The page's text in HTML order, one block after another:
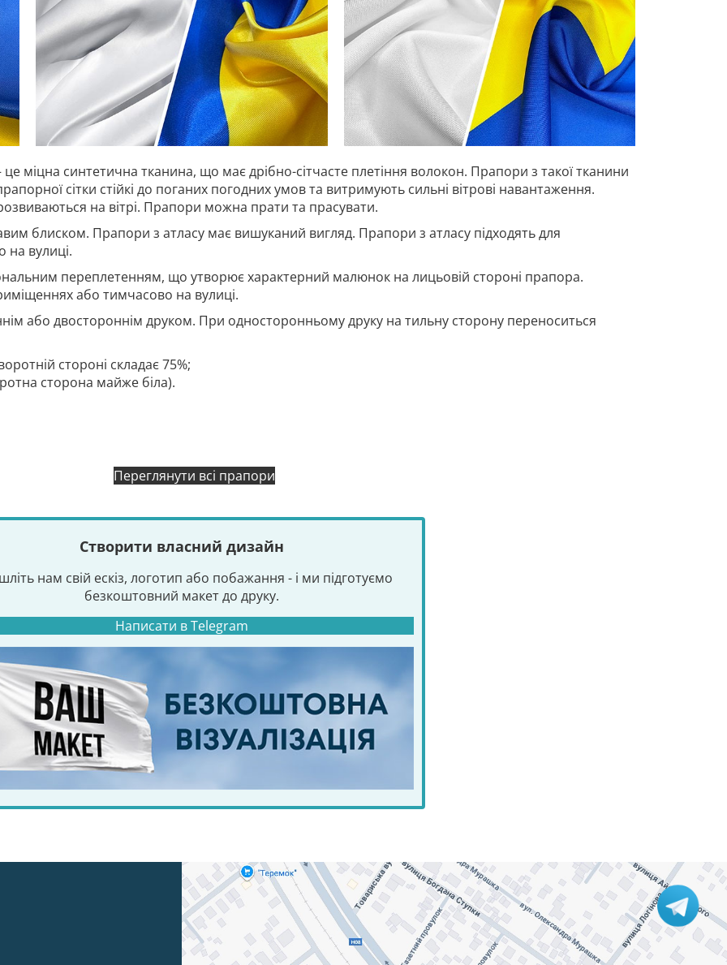
це міцна синтетична тканина, що має дрібно-сітчасте плетіння волокон. Прапори з такої тканини
сітки стійкі до поганих погодних умов та витримують сильні вітрові навантаження.
на вітрі. Прапори можна прати та прасувати.
блиском. Прапори з атласу має вишуканий вигляд. Прапори з атласу підходять для
на вулиці.
переплетенням, що утворює характерний малюнок на лицьовій стороні прапора.
або тимчасово на вулиці.
або двостороннім друком. При односторонньому друку на тильну сторону переноситься
стороні складає 75%;
сторона майже біла).
Переглянути всі прапори
Створити власний дизайн
нам свій ескіз, логотип або побажання - і ми підготуємо
безкоштовний макет до друку.
Написати в Telegram